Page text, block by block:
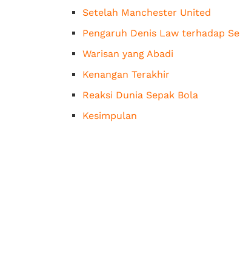
Setelah Manchester United
Pengaruh Denis Law terhadap
Warisan yang Abadi
Kenangan Terakhir
Reaksi Dunia Sepak Bola
Kesimpulan